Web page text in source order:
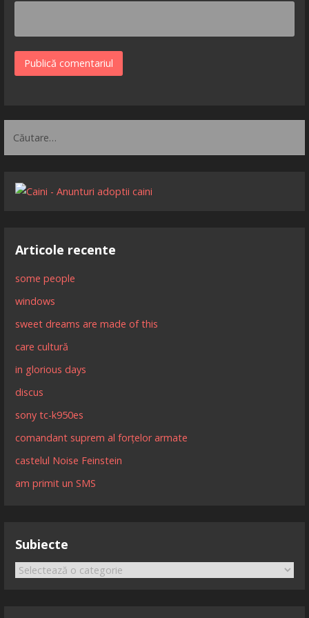
după:
Articole recente
some people
windows
sweet dreams are made of this
care cultură
in glorious days
discus
sony tc-k950es
comandant suprem al forțelor armate
castelul Noise Feinstein
am primit un SMS
Subiecte
Subiecte